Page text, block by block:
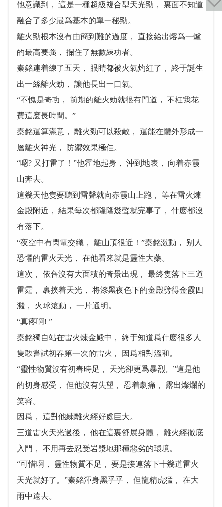
他意識到， 這是一種超級複合型天光勁， 裏面不知道
融合了多少最爲基本的單一秘勁。
離火勁根本沒有由簡到難的過度， 直接給出熔爲一爐
的最高要義， 攔住了無數練功者。
秦銘連着練了五天， 眼睛都被火氣灼紅了， 終于誕生
出一絲離火勁， 讓他長出一口氣。
“不愧是奇功， 前期的離火勁就很有門道， 不枉我花
費這麽長時間。”
秦銘還算滿意， 離火勁可以殺敵， 還能在體外形成一
層離火神光， 防禦效果極佳。
“嗯? 又打雷了！”他霍地起身， 沖到地表， 向着赤霞
山奔去。
這幾天他隻要聽到雷聲就向赤霞山上跑， 等在雷火煉
金殿附近， 結果每次都隆隆幾聲就完事了， 什麽都沒
有落下。
“夜空中有閃電交織， 離山頂很近！”秦銘激動， 别人
恐懼的雷火天光， 在他看來就是靈性大藥。
這次， 依舊沒有大面積的奇景出現， 最終隻落下三道
雷霆， 裹挾着天光， 将漆黑夜色下的金殿劈得金霞四
濺， 火球滾動， 一片通明。
“真疼啊! ”
秦銘獨自站在雷火煉金殿中， 終于知道爲什麽很多人
隻敢嘗試初春第一次的雷火， 因爲相對溫和。
“靈性物質沒有初春時足， 天光卻更爲暴烈。”這是他
的切身感受， 但他沒有失望， 忍着劇痛， 露出燦爛的
笑容。
因爲， 這對他練離火經好處巨大。
三道雷火天光過後， 他在這裏舒展身體， 離火經徹底
入門， 不用再去忍受岩漿地那種惡劣的環境。
“可惜啊， 靈性物質不足， 要是接連落下十幾道雷火
天光就好了。”秦銘渾身黑乎乎， 但龍精虎猛， 在大
雨中遠去。